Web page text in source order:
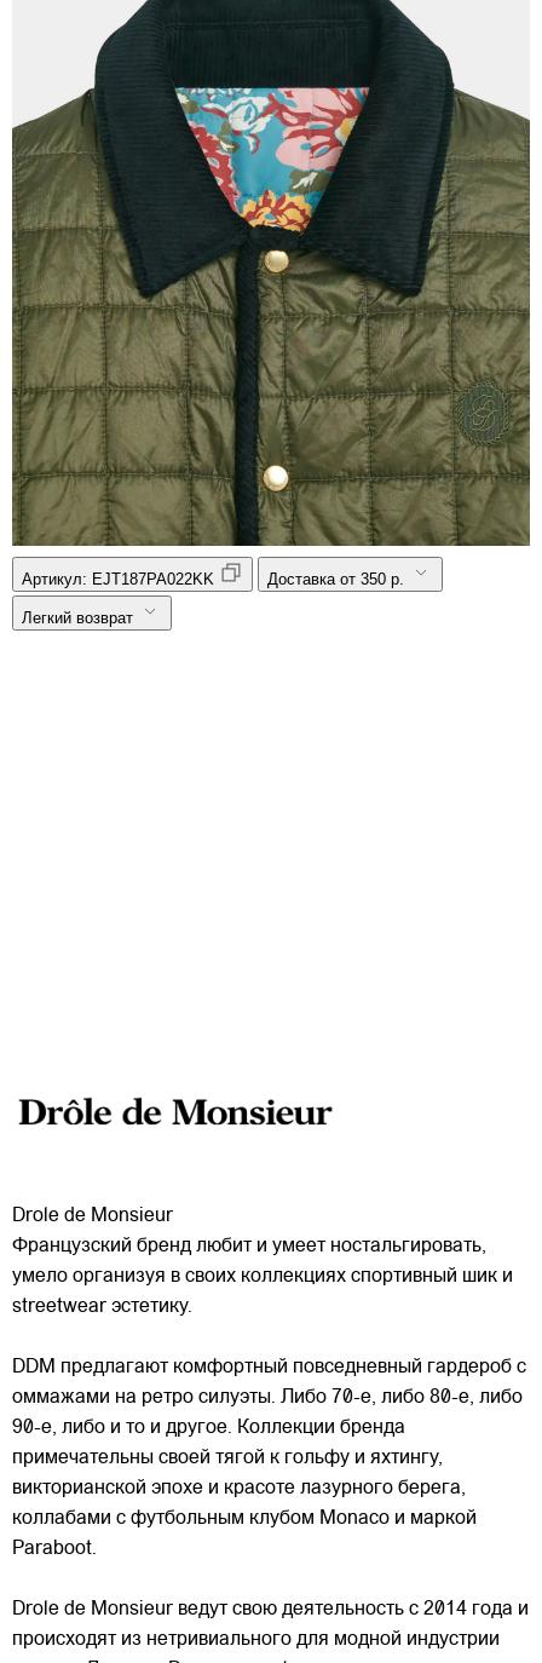
Артикул: EJT187PA022KK Доставка от 350 р.
Легкий возврат
Drole de Monsieur
Французский бренд любит и умеет ностальгировать,
умело организуя в своих коллекциях спортивный шик и
streetwear эстетику.
DDM предлагают комфортный повседневный гардероб с
оммажами на ретро силуэты. Либо 70-е, либо 80-е, либо
90-е, либо и то и другое. Коллекции бренда
примечательны своей тягой к гольфу и яхтингу,
викторианской эпохе и красоте лазурного берега,
коллабами с футбольным клубом Monaco и маркой
Paraboot.
Drole de Monsieur ведут свою деятельность с 2014 года и
происходят из нетривиального для модной индустрии